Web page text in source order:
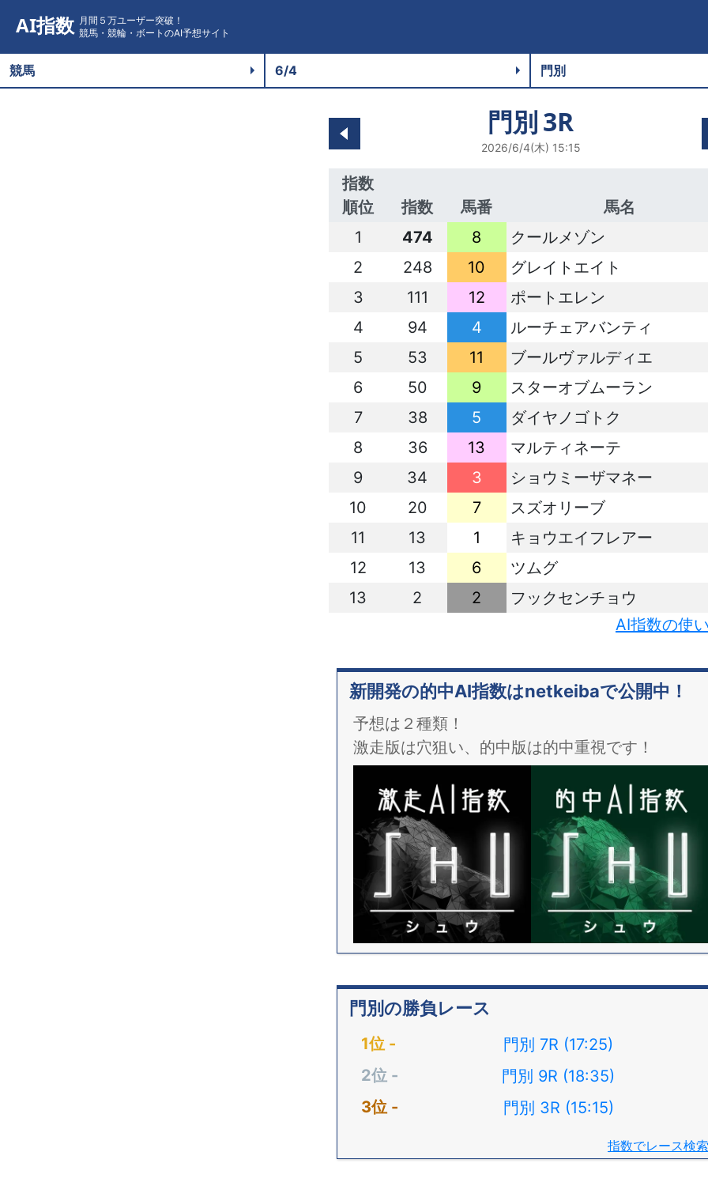
AI指数 月間５万ユーザー突破！
競馬・競輪・ボートのAI予想サイト
門別3R
2026/6/4(木) 15:15
指数
順位
指数 馬番
馬名
1
474 8
クールメゾン
2
248 10
グレイトエイト
3
111 12
ポートエレン
4
94 4
ルーチェアバンティ
5
53 11
ブールヴァルディエ
6
50 9
スターオブムーラン
7
38 5
ダイヤノゴトク
8
36 13
マルティネーテ
9
34 3
ショウミーザマネー
10
20 7
スズオリーブ
11
13 1
キョウエイフレアー
12
13 6
ツムグ
13
2 2
フックセンチョウ
AI指数の使
新開発の的中AI指数はnetkeibaで公開中！
予想は２種類！
激走版は穴狙い、的中版は的中重視です！
門別の勝負レース
門別 7R (17:25)
門別 9R (18:35)
門別 3R (15:15)
指数でレース検索